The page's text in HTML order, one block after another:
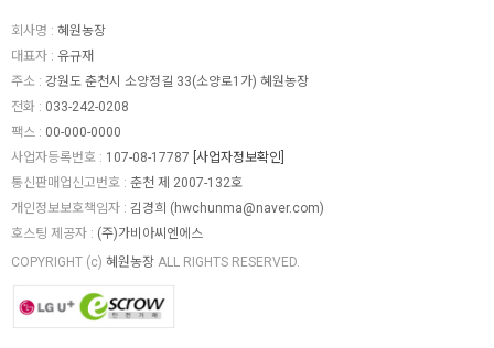
회사명 : 혜원농장
대표자 : 유규재
주소 : 강원도 춘천시 소양정길 33(소양로1가) 혜원농장
전화 : 033-242-0208
팩스 : 00-000-0000
사업자등록번호 : 107-08-17787 [사업자정보확인]
통신판매업신고번호 : 춘천 제 2007-132호
개인정보보호책임자 : 김경희 (hwchunma@naver.com)
호스팅 제공자 : (주)가비아씨엔에스
COPYRIGHT (c) 혜원농장 ALL RIGHTS RESERVED.